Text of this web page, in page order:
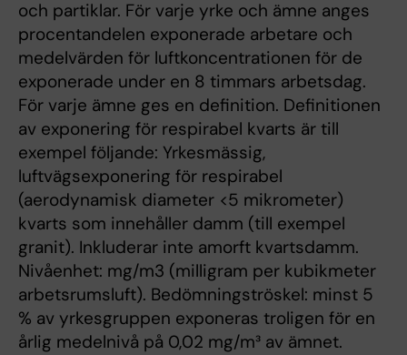
och partiklar. För varje yrke och ämne anges
procentandelen exponerade arbetare och
medelvärden för luftkoncentrationen för de
exponerade under en 8 timmars arbetsdag.
För varje ämne ges en definition. Definitionen
av exponering för respirabel kvarts är till
exempel följande: Yrkesmässig,
luftvägsexponering för respirabel
(aerodynamisk diameter <5 mikrometer)
kvarts som innehåller damm (till exempel
granit). Inkluderar inte amorft kvartsdamm.
Nivåenhet: mg/m3 (milligram per kubikmeter
arbetsrumsluft). Bedömningströskel: minst 5
% av yrkesgruppen exponeras troligen för en
årlig medelnivå på 0,02 mg/m³ av ämnet.